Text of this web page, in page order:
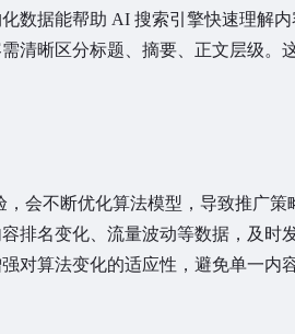
数据能帮助 AI 搜索引擎快速理解内
清晰区分标题、摘要、正文层级。
会不断优化算法模型，导致推广策
排名变化、流量波动等数据，及时
对算法变化的适应性，避免单一内